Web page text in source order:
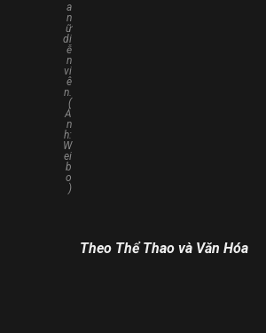
a
n
ữ
di
ễ
n
vi
ê
n.
(
Ả
n
h:
W
ei
b
o
)
Theo Thể Thao và Văn Hóa